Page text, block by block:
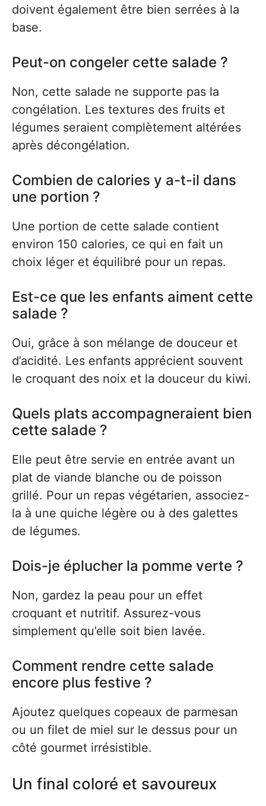
doivent également être bien serrées à la
base.
Peut-on congeler cette salade ?
Non, cette salade ne supporte pas la
congélation. Les textures des fruits et
légumes seraient complètement altérées
après décongélation.
Combien de calories y a-t-il dans
une portion ?
Une portion de cette salade contient
environ 150 calories, ce qui en fait un
choix léger et équilibré pour un repas.
Est-ce que les enfants aiment cette
salade ?
Oui, grâce à son mélange de douceur et
d’acidité. Les enfants apprécient souvent
le croquant des noix et la douceur du kiwi.
Quels plats accompagneraient bien
cette salade ?
Elle peut être servie en entrée avant un
plat de viande blanche ou de poisson
grillé. Pour un repas végétarien, associez-
la à une quiche légère ou à des galettes
de légumes.
Dois-je éplucher la pomme verte ?
Non, gardez la peau pour un effet
croquant et nutritif. Assurez-vous
simplement qu’elle soit bien lavée.
Comment rendre cette salade
encore plus festive ?
Ajoutez quelques copeaux de parmesan
ou un filet de miel sur le dessus pour un
côté gourmet irrésistible.
Un final coloré et savoureux